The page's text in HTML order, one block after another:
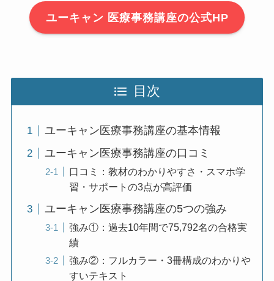
ユーキャン 医療事務講座の公式HP
目次
ユーキャン医療事務講座の基本情報
ユーキャン医療事務講座の口コミ
口コミ：教材のわかりやすさ・スマホ学
習・サポートの3点が高評価
ユーキャン医療事務講座の5つの強み
強み①：過去10年間で75,792名の合格実
績
強み②：フルカラー・3冊構成のわかりや
すいテキスト